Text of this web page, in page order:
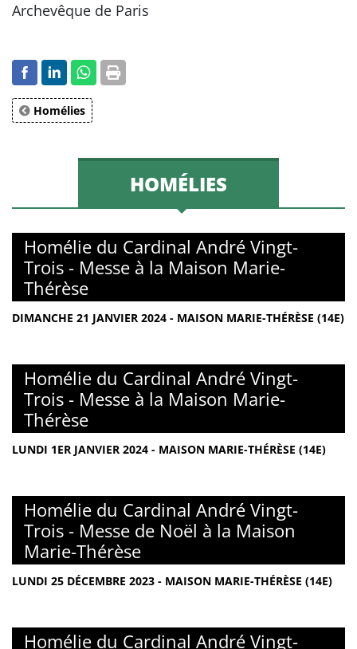
Archevêque de Paris
Homélies
HOMÉLIES
Homélie du Cardinal André Vingt-
Trois - Messe à la Maison Marie-
Thérèse
DIMANCHE 21 JANVIER 2024 - MAISON MARIE-THÉRÈSE (14E)
Homélie du Cardinal André Vingt-
Trois - Messe à la Maison Marie-
Thérèse
LUNDI 1ER JANVIER 2024 - MAISON MARIE-THÉRÈSE (14E)
Homélie du Cardinal André Vingt-
Trois - Messe de Noël à la Maison
Marie-Thérèse
LUNDI 25 DÉCEMBRE 2023 - MAISON MARIE-THÉRÈSE (14E)
Homélie du Cardinal André Vingt-